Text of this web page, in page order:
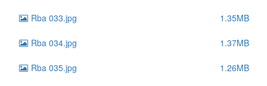
Rba 033.jpg 1.35MB
Rba 034.jpg 1.37MB
Rba 035.jpg 1.26MB